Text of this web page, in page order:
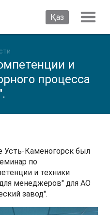
Қаз
и
процесса
Усть-Каменогорск был
по
и техники
менеджеров" для АО
завод".